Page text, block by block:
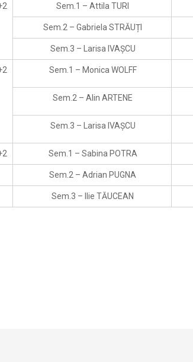
Sem.1 – Attila TURI
Sem.2 – Gabriela STRĂUȚI
Sem.3 – Larisa IVAȘCU
Sem.1 – Monica WOLFF
Sem.2 – Alin ARTENE
Sem.3 – Larisa IVAȘCU
Sem.1 – Sabina POTRA
Sem.2 – Adrian PUGNA
Sem.3 – Ilie TĂUCEAN